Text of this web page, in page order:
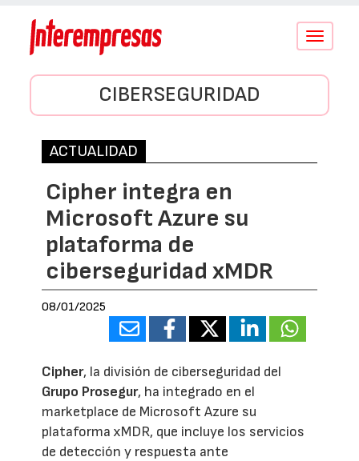
Conmutar
CIBERSEGURIDAD
ACTUALIDAD
Cipher integra en
Microsoft Azure su
plataforma de
ciberseguridad xMDR
08/01/2025
Cipher, la división de ciberseguridad del
Grupo Prosegur, ha integrado en el
marketplace de Microsoft Azure su
plataforma xMDR, que incluye los servicios
de detección y respuesta ante